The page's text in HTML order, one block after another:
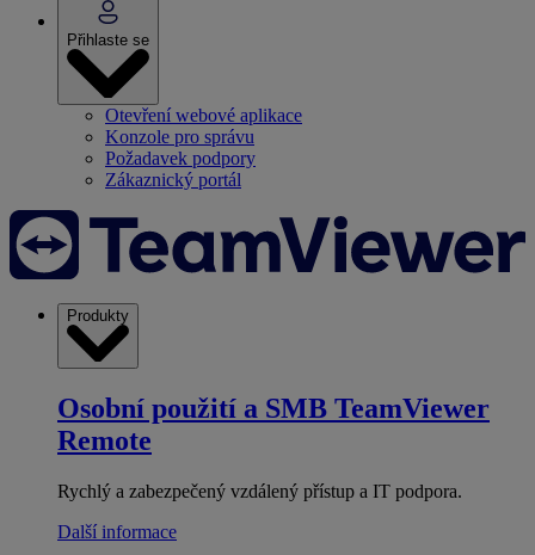
Přihlaste se
Otevření webové aplikace
Konzole pro správu
Požadavek podpory
Zákaznický portál
Produkty
Osobní použití a SMB TeamViewer
Remote
Rychlý a zabezpečený vzdálený přístup a IT podpora.
Další informace